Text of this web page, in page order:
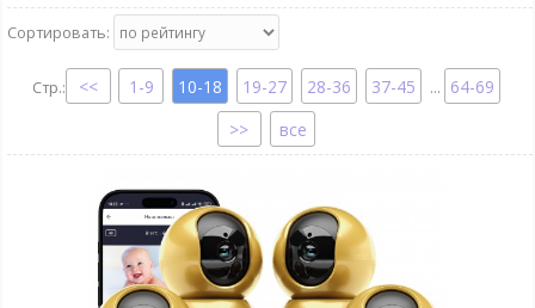
Сортировать:
1-9 10-18 19-27 28-36 37-45 ... 64-69
все